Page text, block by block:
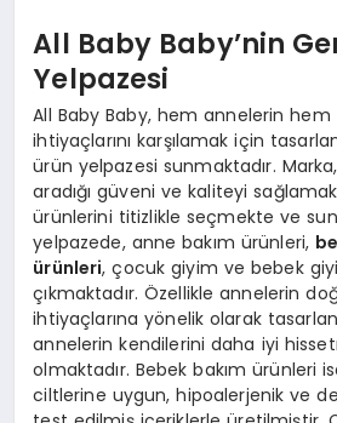
All Baby Baby’nin
Yelpazesi
All Baby Baby, hem annelerin
ihtiyaçlarını karşılamak için
ürün yelpazesi sunmaktadır.
aradığı güveni ve kaliteyi
ürünlerini titizlikle seçmekte ve
yelpazede, anne bakım ürünleri,
ürünleri, çocuk giyim ve bebek
çıkmaktadır. Özellikle annelerin
ihtiyaçlarına yönelik olarak
annelerin kendilerini daha iyi
olmaktadır. Bebek bakım ürünleri
ciltlerine uygun, hipoalerjenik ve